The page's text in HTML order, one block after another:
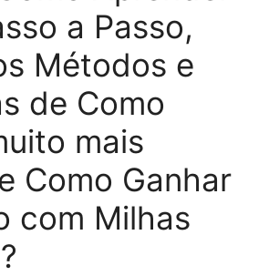
a Passo,
Métodos e
de Como
mais
Como Ganhar
com Milhas